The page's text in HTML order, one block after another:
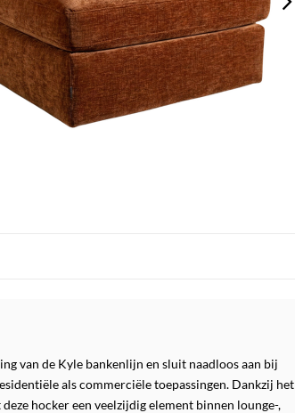
van de Kyle bankenlijn en sluit naadloos aan bij
als commerciële toepassingen. Dankzij het
hocker een veelzijdig element binnen lounge-,